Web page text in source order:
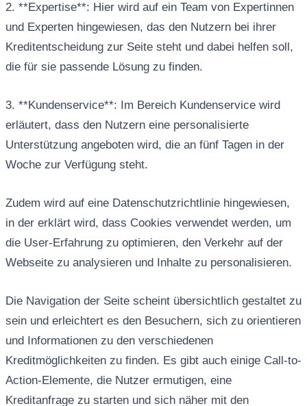
2. **Expertise**: Hier wird auf ein Team von Expertinnen
und Experten hingewiesen, das den Nutzern bei ihrer
Kreditentscheidung zur Seite steht und dabei helfen soll,
die für sie passende Lösung zu finden.
3. **Kundenservice**: Im Bereich Kundenservice wird
erläutert, dass den Nutzern eine personalisierte
Unterstützung angeboten wird, die an fünf Tagen in der
Woche zur Verfügung steht.
Zudem wird auf eine Datenschutzrichtlinie hingewiesen,
in der erklärt wird, dass Cookies verwendet werden, um
die User-Erfahrung zu optimieren, den Verkehr auf der
Webseite zu analysieren und Inhalte zu personalisieren.
Die Navigation der Seite scheint übersichtlich gestaltet zu
sein und erleichtert es den Besuchern, sich zu orientieren
und Informationen zu den verschiedenen
Kreditmöglichkeiten zu finden. Es gibt auch einige Call-to-
Action-Elemente, die Nutzer ermutigen, eine
Kreditanfrage zu starten und sich näher mit den